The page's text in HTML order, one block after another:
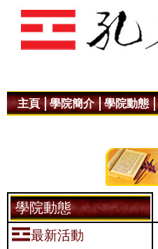
主頁 學院簡介 學院動態
學院動態
最新活動